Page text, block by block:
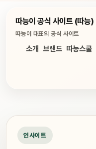
따능이 공식 사이트 (따능)
따능이 대표의 공식 사이트
소개 브랜드 따능스쿨
인사이트